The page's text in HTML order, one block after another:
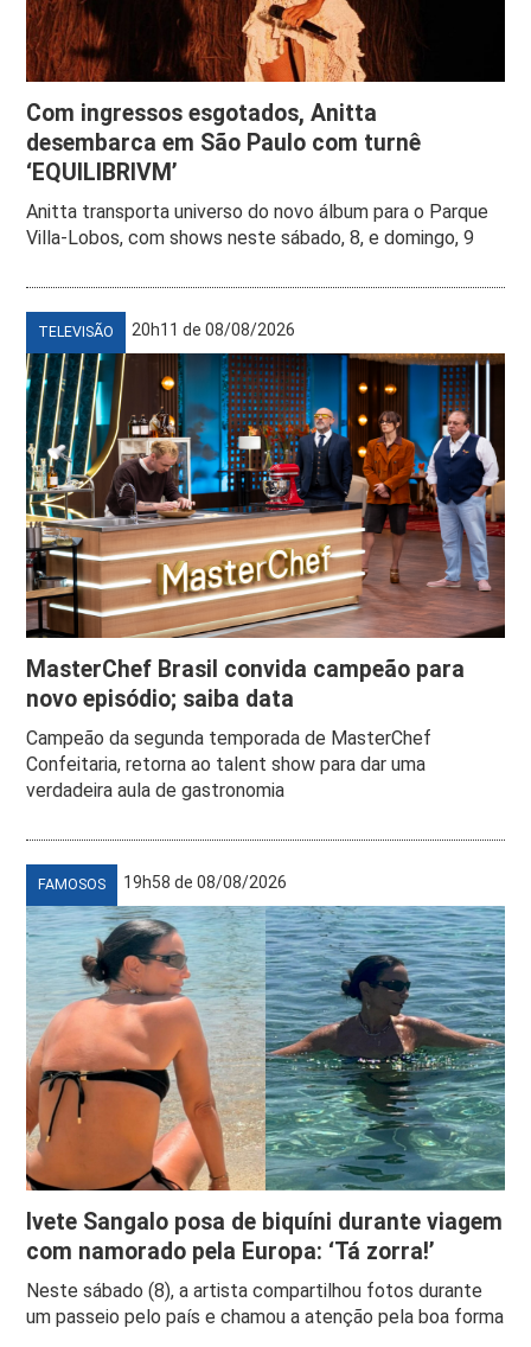
Com ingressos esgotados, Anitta
desembarca em São Paulo com turnê
‘EQUILIBRIVM’
Anitta transporta universo do novo álbum para o Parque
Villa-Lobos, com shows neste sábado, 8, e domingo, 9
TELEVISÃO 20h11 de 08/08/2026
MasterChef Brasil convida campeão para
novo episódio; saiba data
Campeão da segunda temporada de MasterChef
Confeitaria, retorna ao talent show para dar uma
verdadeira aula de gastronomia
FAMOSOS 19h58 de 08/08/2026
Ivete Sangalo posa de biquíni durante viagem
com namorado pela Europa: ‘Tá zorra!’
Neste sábado (8), a artista compartilhou fotos durante
um passeio pelo país e chamou a atenção pela boa forma